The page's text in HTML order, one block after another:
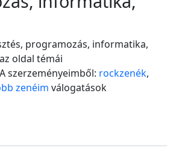
programozás, informatika,
oldal témái
szerzeményeimből: rockzenék,
zenéim válogatások
window